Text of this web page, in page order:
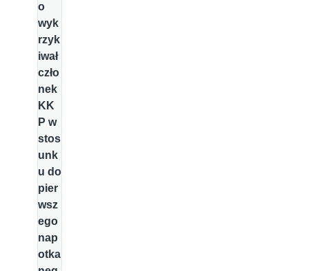
o
wyk
rzyk
iwał
czło
nek
KK
P w
stos
unk
u do
pier
wsz
ego
nap
otka